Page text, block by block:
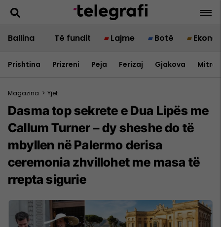
Ballina Të fundit Lajme Botë
Prishtina Prizreni Peja Ferizaj Gjakova
Magazina > Yjet
Dasma top sekrete e Dua Lipës me
Callum Turner – dy sheshe do të
mbyllen në Palermo derisa
ceremonia zhvillohet me masa të
rrepta sigurie